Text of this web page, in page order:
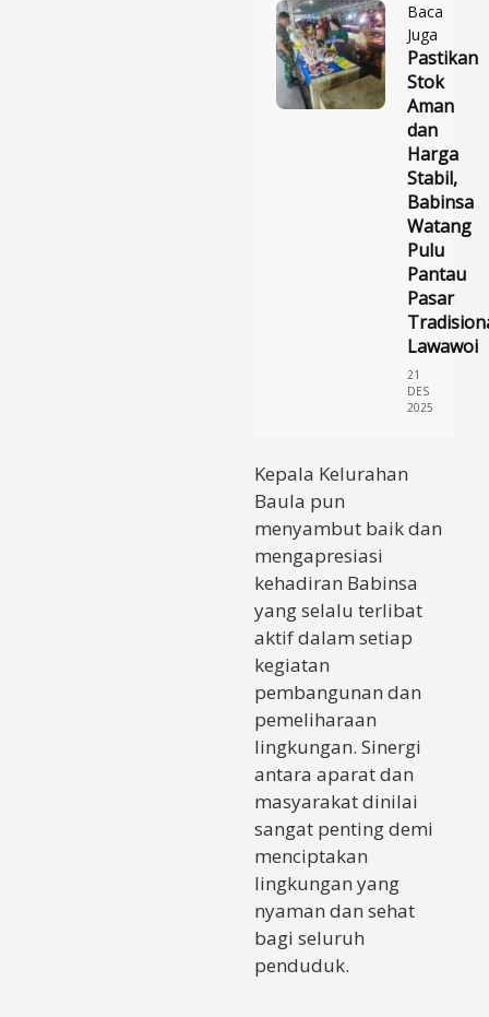
Baca
Juga
Pastikan
Stok
Aman
dan
Harga
Stabil,
Babinsa
Watang
Pulu
Pantau
Pasar
Lawawoi
21
DES
2025
Kepala Kelurahan
Baula pun
menyambut baik dan
mengapresiasi
kehadiran Babinsa
yang selalu terlibat
aktif dalam setiap
kegiatan
pembangunan dan
pemeliharaan
lingkungan. Sinergi
antara aparat dan
masyarakat dinilai
sangat penting demi
menciptakan
lingkungan yang
nyaman dan sehat
bagi seluruh
penduduk.